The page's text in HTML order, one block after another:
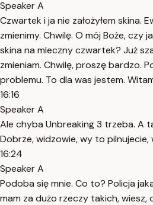
Speaker A
Czwartek i ja nie założyłem skina.
zmienimy. Chwilę. O mój Boże, czy
skina na mleczny czwartek? Już
zmieniam. Chwilę, proszę bardzo.
problemu. To dla was jestem.
16:16
Speaker A
Ale chyba Unbreaking 3 trzeba. A
Dobrze, widzowie, wy to pilnujecie,
16:24
Speaker A
Podoba się mnie. Co to? Policja
mam za dużo rzeczy takich, wiesz,